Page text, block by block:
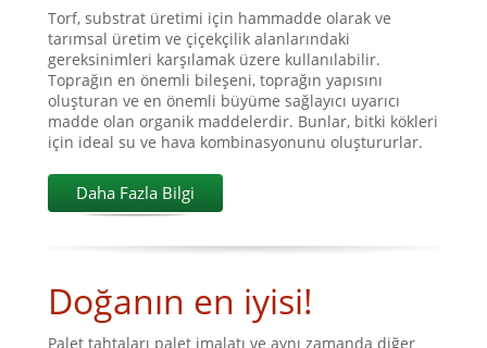
Torf, substrat üretimi için hammadde olarak ve
tarımsal üretim ve çiçekçilik alanlarındaki
gereksinimleri karşılamak üzere kullanılabilir.
Toprağın en önemli bileşeni, toprağın yapısını
oluşturan ve en önemli büyüme sağlayıcı uyarıcı
madde olan organik maddelerdir. Bunlar, bitki kökleri
için ideal su ve hava kombinasyonunu oluştururlar.
Daha Fazla Bilgi
Doğanın en iyisi!
Palet tahtaları palet imalatı ve aynı zamanda diğer